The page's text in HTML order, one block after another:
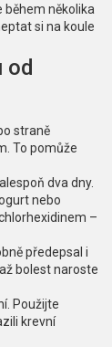
během několika
si na koule
od
straně
To pomůže
dva dny.
nebo
–
předepsal i
bolest naroste
Použijte
krevní